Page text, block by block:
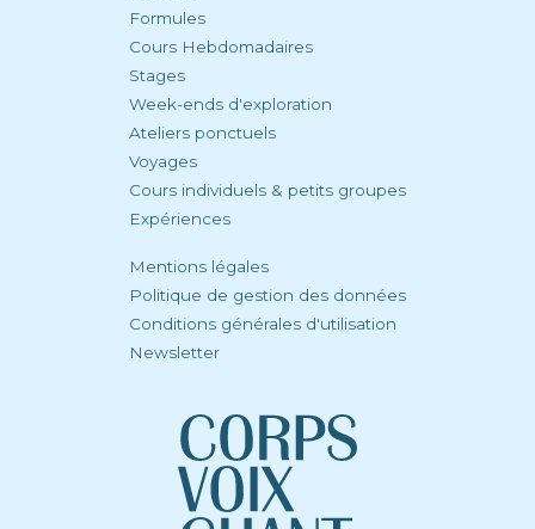
Formules
Cours Hebdomadaires
Stages
Week-ends d'exploration
Ateliers ponctuels
Voyages
Cours individuels & petits groupes
Expériences
Mentions légales
Politique de gestion des données
Conditions générales d'utilisation
Newsletter